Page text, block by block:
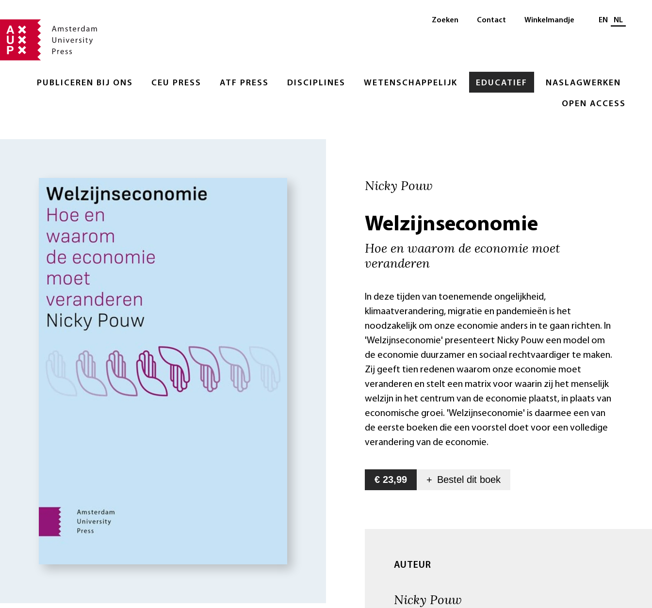
PUBLICEREN BIJ ONS CEU PRESS ATF PRESS DISCIPLINES WETENSCHAPPELIJK EDUCATIEF NASLAGWERKEN
OPEN ACCESS
Zoeken Contact Winkelmandje Selecteer taal
EN NL
Nicky Pouw
Welzijnseconomie
Hoe en waarom de economie moet
veranderen
In deze tijden van toenemende ongelijkheid,
klimaatverandering, migratie en pandemieën is het
noodzakelijk om onze economie anders in te gaan richten. In
'Welzijnseconomie' presenteert Nicky Pouw een model om
de economie duurzamer en sociaal rechtvaardiger te maken.
Zij geeft tien redenen waarom onze economie moet
veranderen en stelt een matrix voor waarin zij het menselijk
welzijn in het centrum van de economie plaatst, in plaats van
economische groei. 'Welzijnseconomie' is daarmee een van
de eerste boeken die een voorstel doet voor een volledige
verandering van de economie.
€ 23,99 + Bestel dit boek
AUTEUR
Nicky Pouw